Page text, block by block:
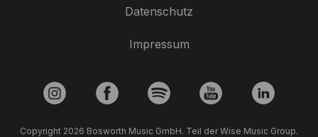
Goodwin einen Exklusivvertrag mit Bosworth Music
unterzeichnet hat. Robert Goodwin, alias GOODWIN, ist
Datenschutz
Impressum
Copyright 2026 Bosworth Music GmbH. Teil der Wise Music Group.